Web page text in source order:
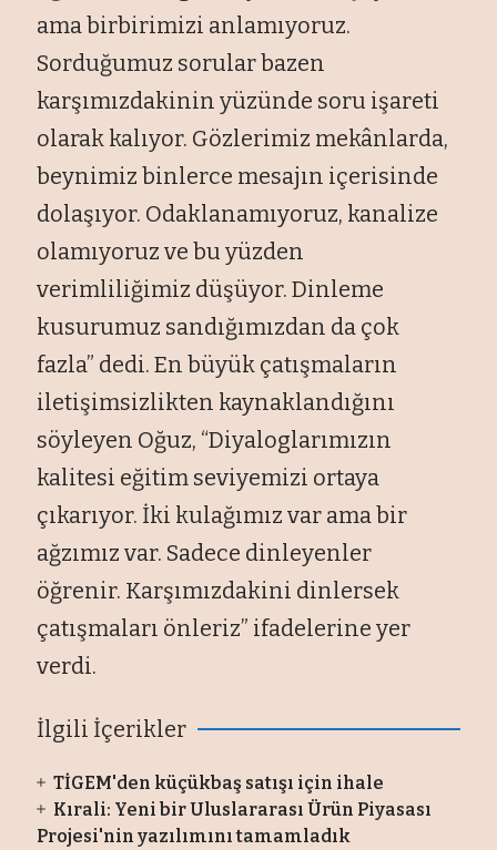
ama birbirimizi anlamıyoruz.
Sorduğumuz sorular bazen
karşımızdakinin yüzünde soru işareti
olarak kalıyor. Gözlerimiz mekânlarda,
beynimiz binlerce mesajın içerisinde
dolaşıyor. Odaklanamıyoruz, kanalize
olamıyoruz ve bu yüzden
verimliliğimiz düşüyor. Dinleme
kusurumuz sandığımızdan da çok
fazla” dedi. En büyük çatışmaların
iletişimsizlikten kaynaklandığını
söyleyen Oğuz, “Diyaloglarımızın
kalitesi eğitim seviyemizi ortaya
çıkarıyor. İki kulağımız var ama bir
ağzımız var. Sadece dinleyenler
öğrenir. Karşımızdakini dinlersek
çatışmaları önleriz” ifadelerine yer
verdi.
İlgili İçerikler
TİGEM'den küçükbaş satışı için ihale
Kırali: Yeni bir Uluslararası Ürün Piyasası
Projesi'nin yazılımını tamamladık